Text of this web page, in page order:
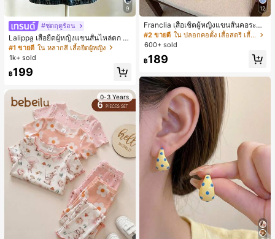
9
#ชุดฤดูร้อน
Lalippa เสื้อยืดผู้หญิงแขนสั้นไหล่ตก ค
อวีปกเสื้อ ลายพิมพ์ดิจิทัลลายทาง สไตล์
สปอร์ตแฟชั่นมินิมอล ของขวัญสำหรับเ
พื่อน
#1 ขายดี ใน หลากสี เสื้อยืดผู้หญิง
1k+ sold
฿199
0-3 Years
12
Franclia เสื้อเชิ้ตผู้หญิงแขนสั้นคอระบา
ยกระดุมเดี่ยวลายทาง
#2 ขายดี
ใน ปลอกคอตั้ง เสื้อสตรี เสื้อเบลาส์ & Tee
600+ sold
฿189